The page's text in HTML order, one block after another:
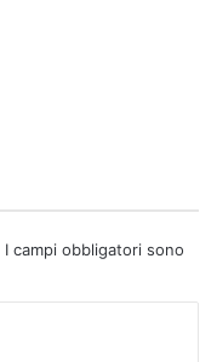
I campi obbligatori sono